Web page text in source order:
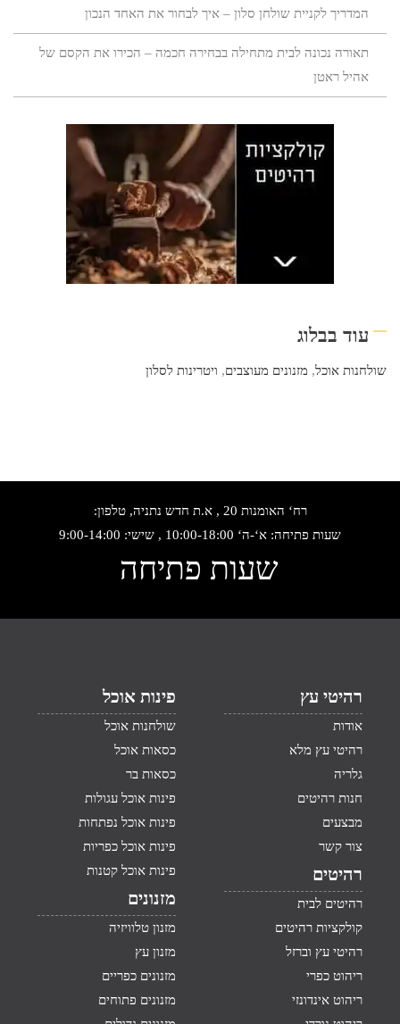
המדריך לקניית שולחן סלון – איך לבחור את האחד הנכון
תאורה נכונה לבית מתחילה בבחירה חכמה – הכירו את הקסם של
אהיל ראטן
עוד בבלוג
שולחנות אוכל, מזנונים מעוצבים, ויטרינות לסלון
רח‘ האומנות 20 , א.ת חדש נתניה, טלפון:
שעות פתיחה: א‘-ה‘ 10:00-18:00 , שישי: 9:00-14:00
שעות פתיחה
רהיטי עץ
אודות
רהיטי עץ מלא
גלריה
חנות רהיטים
מבצעים
צור קשר
רהיטים
רהיטים לבית
קולקציות רהיטים
רהיטי עץ וברזל
ריהוט כפרי
ריהוט אינדונזי
פינות אוכל
שולחנות אוכל
כסאות אוכל
כסאות בר
פינות אוכל עגולות
פינות אוכל נפתחות
פינות אוכל כפריות
פינות אוכל קטנות
מזנונים
מזנון טלוויזיה
מזנון עץ
מזנונים כפריים
מזנונים פתוחים